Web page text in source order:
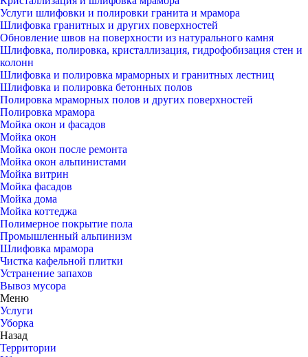
Услуги шлифовки и полировки гранита и мрамора
Шлифовка гранитных и других поверхностей
Обновление швов на поверхности из натурального камня
Шлифовка, полировка, кристаллизация, гидрофобизация стен и
колонн
Шлифовка и полировка мраморных и гранитных лестниц
Шлифовка и полировка бетонных полов
Полировка мраморных полов и других поверхностей
Полировка мрамора
Мойка окон и фасадов
Мойка окон
Мойка окон после ремонта
Мойка окон альпинистами
Мойка витрин
Мойка фасадов
Мойка дома
Мойка коттеджа
Полимерное покрытие пола
Промышленный альпинизм
Шлифовка мрамора
Чистка кафельной плитки
Устранение запахов
Вывоз мусора
Меню
Услуги
Уборка
Назад
Территории